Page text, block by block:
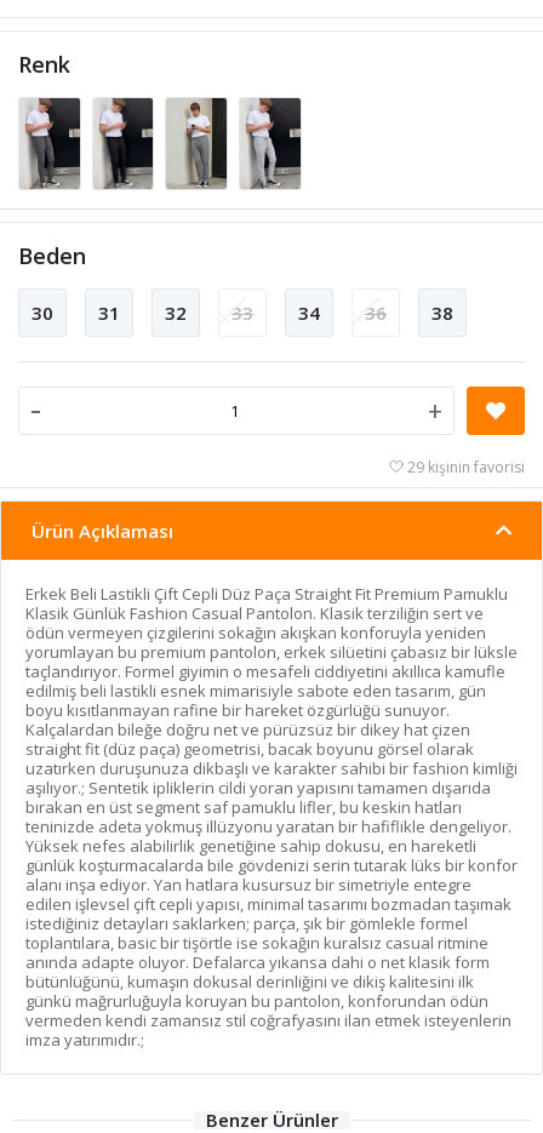
Renk
Beden
30 31 32 33 34 36 38
- +
29 kişinin favorisi
Ürün Açıklaması
Erkek Beli Lastikli Çift Cepli Düz Paça Straight Fit Premium Pamuklu
Klasik Günlük Fashion Casual Pantolon. Klasik terziliğin sert ve
ödün vermeyen çizgilerini sokağın akışkan konforuyla yeniden
yorumlayan bu premium pantolon, erkek silüetini çabasız bir lüksle
taçlandırıyor. Formel giyimin o mesafeli ciddiyetini akıllıca kamufle
edilmiş beli lastikli esnek mimarisiyle sabote eden tasarım, gün
boyu kısıtlanmayan rafine bir hareket özgürlüğü sunuyor.
Kalçalardan bileğe doğru net ve pürüzsüz bir dikey hat çizen
straight fit (düz paça) geometrisi, bacak boyunu görsel olarak
uzatırken duruşunuza dikbaşlı ve karakter sahibi bir fashion kimliği
aşılıyor.; Sentetik ipliklerin cildi yoran yapısını tamamen dışarıda
bırakan en üst segment saf pamuklu lifler, bu keskin hatları
teninizde adeta yokmuş illüzyonu yaratan bir hafiflikle dengeliyor.
Yüksek nefes alabilirlik genetiğine sahip dokusu, en hareketli
günlük koşturmacalarda bile gövdenizi serin tutarak lüks bir konfor
alanı inşa ediyor. Yan hatlara kusursuz bir simetriyle entegre
edilen işlevsel çift cepli yapısı, minimal tasarımı bozmadan taşımak
istediğiniz detayları saklarken; parça, şık bir gömlekle formel
toplantılara, basic bir tişörtle ise sokağın kuralsız casual ritmine
anında adapte oluyor. Defalarca yıkansa dahi o net klasik form
bütünlüğünü, kumaşın dokusal derinliğini ve dikiş kalitesini ilk
günkü mağrurluğuyla koruyan bu pantolon, konforundan ödün
vermeden kendi zamansız stil coğrafyasını ilan etmek isteyenlerin
imza yatırımıdır.;
Benzer Ürünler